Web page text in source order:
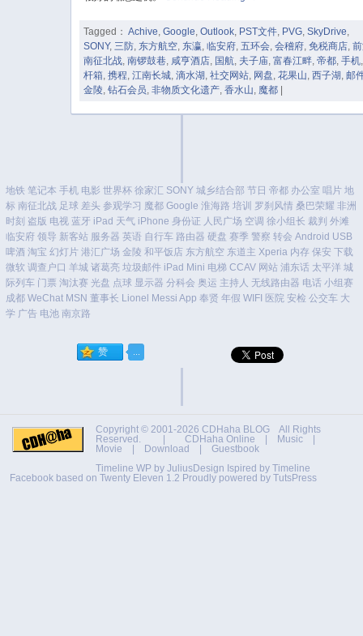
Tagged： Achive,Google,Outlook, PST文件, PVG,SkyDrive,
SONY,三防, 东方航空, 东瀛,临安府,五环会,会稽府,免税商店,
南征北战,南锣鼓巷, 咸亨酒店, 国航, 夫子庙,富春江畔,帝都,手机
杆箱,携程,江南长城,滴水湖,社交网站, 网盘,花果山,西子湖,邮
金陵,钻石会员,非物质文化遗产,香水山, 魔都
地铁 笔记本 手机 电影 世界杯 徐家汇 SONY 城乡结合部 节日 帝都 办公室 唱片 地
标 南征北战 足球 差头 参观学习 魔都 Google 淮海路 培训 罗刹风情 桑巴荣耀 非洲
时刻 盗版 电视 蓝牙 iPad 天气 iPhone 身份证 人民广场 空调 徐小组长 裁判 外滩
临安府 领导 新客站 服务器 英语 自行车 路由器 硬盘 赛季 警察 转会 Android USB
啤酒 淘宝 幻灯片 港汇广场 金陵 和平饭店 东方航空 东道主 Xperia 内存 保安 下载
微软 调查户口 羊城 诸葛亮 垃圾邮件 iPad Mini 电梯 CCAV 网站 浦东话 太平洋 城
际列车 门票 淘汰赛 光盘 点球 显示器 分科会 奥运 主持人 无线路由器 电话 小组赛
成都 WeChat MSN 董事长 Lionel Messi App 奉贤 年假 WIFI 医院 安检 公交车 大
学 广告 电池 南京路
Copyright © 2001-2026 CDHaha BLOG All Rights
Reserved. | CDHaha Online Music
Movie
Download
Guestbook
Timeline WP by JuliusDesign Ispired by Timeline
Facebook based on Twenty Eleven 1.2 Proudly powered by TutsPress